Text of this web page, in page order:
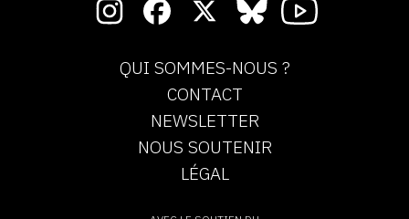
QUI SOMMES-NOUS ?
CONTACT
NEWSLETTER
NOUS SOUTENIR
LÉGAL